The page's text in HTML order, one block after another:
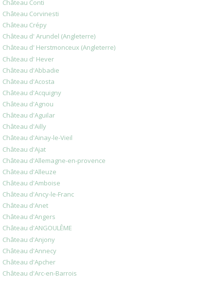
Château Conti
Château Corvinesti
Château Crépy
Château d' Arundel (Angleterre)
Château d' Herstmonceux (Angleterre)
Château d' Hever
Château d'Abbadie
Château d'Acosta
Château d'Acquigny
Château d'Agnou
Château d'Aguilar
Château d'Ailly
Château d'Ainay-le-Vieil
Château d'Ajat
Château d'Allemagne-en-provence
Château d'Alleuze
Château d'Amboise
Château d'Ancy-le-Franc
Château d'Anet
Château d'Angers
Château d'ANGOULÊME
Château d'Anjony
Château d'Annecy
Château d'Apcher
Château d'Arc-en-Barrois